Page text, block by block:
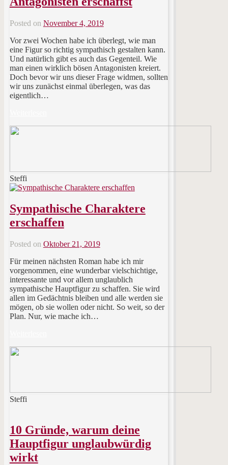
Posted on November 4, 2019
Vor zwei Wochen habe ich überlegt, wie man
eine Figur so richtig sympathisch gestalten kann.
Und natürlich gibt es auch das Gegenteil. Wie
man einen wirklich bösen Antagonisten kreiert.
Doch bevor wir uns dieser Frage widmen, sollten
wir uns zunächst einmal überlegen, was das
eigentlich…
Steffi
Sympathische Charaktere
erschaffen
Posted on Oktober 21, 2019
Für meinen nächsten Roman habe ich mir
vorgenommen, eine wunderbar vielschichtige,
interessante und vor allem unglaublich
sympathische Hauptfigur zu schaffen. Sie wird
allen im Gedächtnis bleiben und alle werden sie
mögen, ob sie wollen oder nicht. So weit, so der
Plan. Nur, wie mache ich…
Steffi
10 Gründe, warum deine
Hauptfigur unglaubwürdig
wirkt